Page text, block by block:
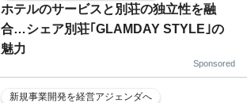
ホテルのサービスと別荘の独立性を融
合…シェア別荘｢GLAMDAY STYLE｣の
魅力
Sponsored
新規事業開発を経営アジェンダへ